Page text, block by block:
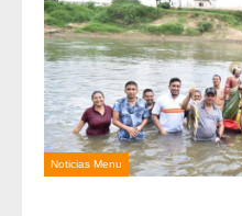
Noticias Menu